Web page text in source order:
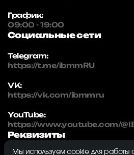
График:
09:00 - 19:00
Социальные сети
Telegram:
https://t.me/ibmmRU
VK:
https://vk.com/ibmmru
YouTube:
https://www.youtube.com/
Реквизиты
Мы используем cookie для работы